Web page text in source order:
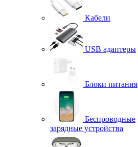
Кабели
USB адаптеры
Блоки питания
Беспроводные
зарядные устройства